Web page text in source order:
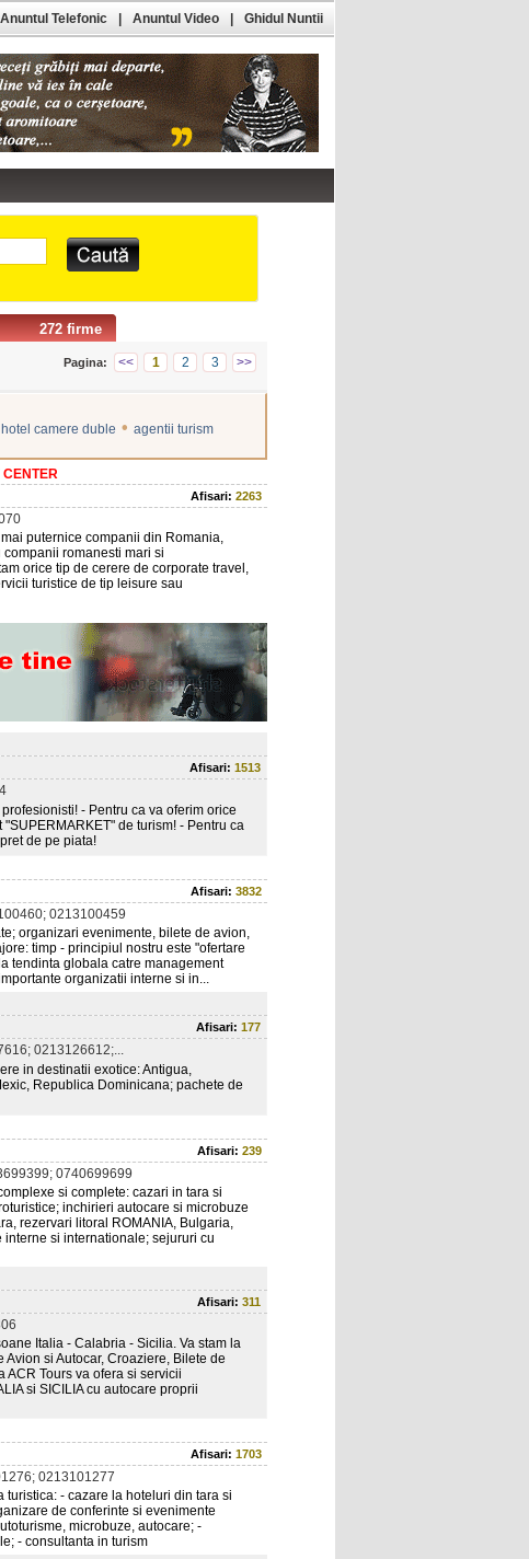
272 firme
Pagina: << 1 2 3 >>
hotel camere duble • agentii turism
Afisari: 2263
puternice companii din Romania,
romanesti mari si
orice tip de cerere de corporate travel,
turistice de tip leisure sau
Afisari: 1513
- Pentru ca va oferim orice
de turism! - Pentru ca
de pe piata!
Afisari: 3832
0213100459
organizari evenimente, bilete de avion,
timp - principiul nostru este "ofertare
tendinta globala catre management
organizatii interne si in...
Afisari: 177
0213126612;...
in destinatii exotice: Antigua,
Republica Dominicana; pachete de
Afisari: 239
0740699699
si complete: cazari in tara si
inchirieri autocare si microbuze
rezervari litoral ROMANIA, Bulgaria,
interne si internationale; sejururi cu
Afisari: 311
Italia - Calabria - Sicilia. Va stam la
si Autocar, Croaziere, Bilete de
ACR Tours va ofera si servicii
si SICILIA cu autocare proprii
Afisari: 1703
0213101277
- cazare la hoteluri din tara si
de conferinte si evenimente
microbuze, autocare; -
- consultanta in turism
Anuntul Telefonic Anuntul Video Ghidul Nuntii